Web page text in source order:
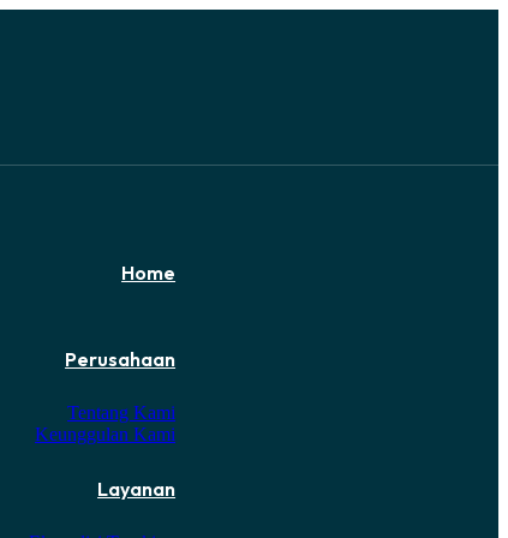
Home
Perusahaan
Tentang Kami
Keunggulan Kami
Layanan